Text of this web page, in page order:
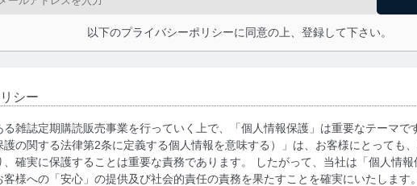
以下のプライバシーポリシーに同意の上、登録して下さい。
シー
る雑誌定期購読販売事業を行っていく上で、「個人情報保護」は重要なテーマで
護の関する法律第2条に定義する個人情報を意味する）」は、お客様にとっても
、確実に保護することは重要な責務であります。 したがって、当社は「個人情
様への「安心」の提供及び社会的責任の責務を果たすことを確実にいたします。